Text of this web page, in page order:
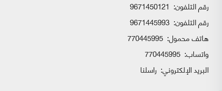
رقم التلفون: 9671450121
رقم التلفون: 9671445993
هاتف محمول: 770445995
واتساب:
البريد الإلكتروني: راسلنا